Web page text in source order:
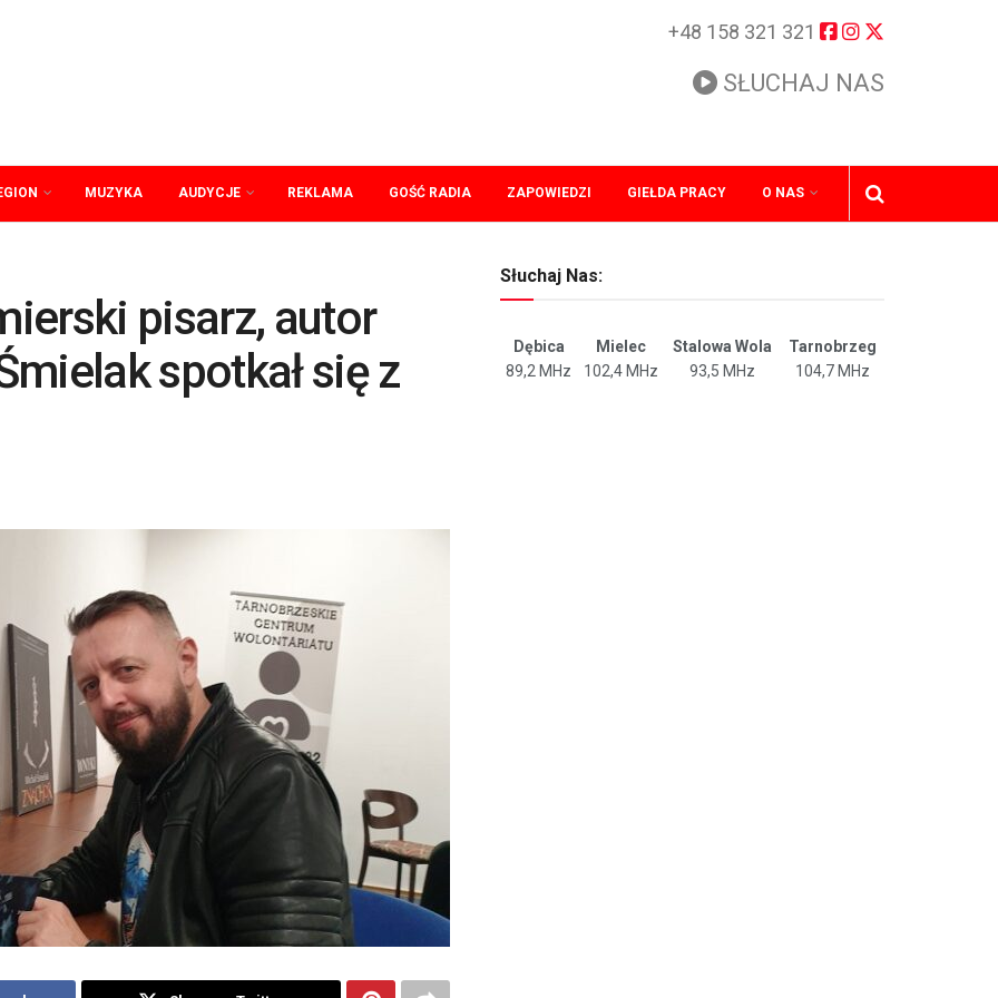
+48 158 321 321
SŁUCHAJ NAS
MUZYKA AUDYCJE REKLAMA GOŚĆ RADIA ZAPOWIEDZI GIEŁDA PRACY O NAS
pisarz, autor
spotkał się z
Słuchaj Nas:
Dębica Mielec Stalowa Wola
Tarnobrzeg
89,2 MHz
102,4 MHz 93,5 MHz 104,7 MHz